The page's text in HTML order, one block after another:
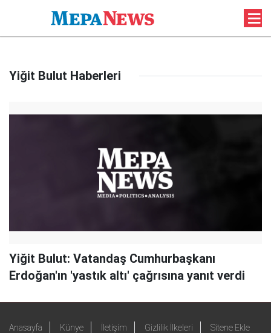
Yiğit Bulut Haberleri
Yiğit Bulut: Vatandaş Cumhurbaşkanı
Erdoğan'ın 'yastık altı' çağrısına yanıt verdi
Anasayfa Künye İletişim Gizlilik İlkeleri Sitene Ekle